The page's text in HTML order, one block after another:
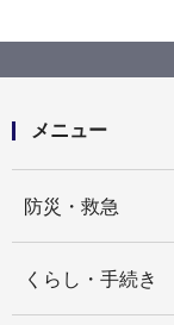
学校施
メニュー
防災・救急
くらし・手続き